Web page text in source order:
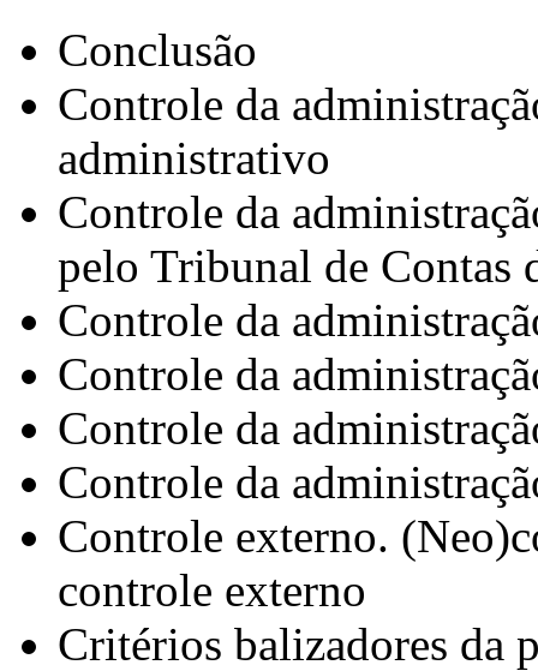
Conclusão
Controle da
administrativo
Controle da
pelo Tribunal de Contas
Controle da
Controle da
Controle da
Controle da
Controle externo.
controle externo
Critérios balizadores da